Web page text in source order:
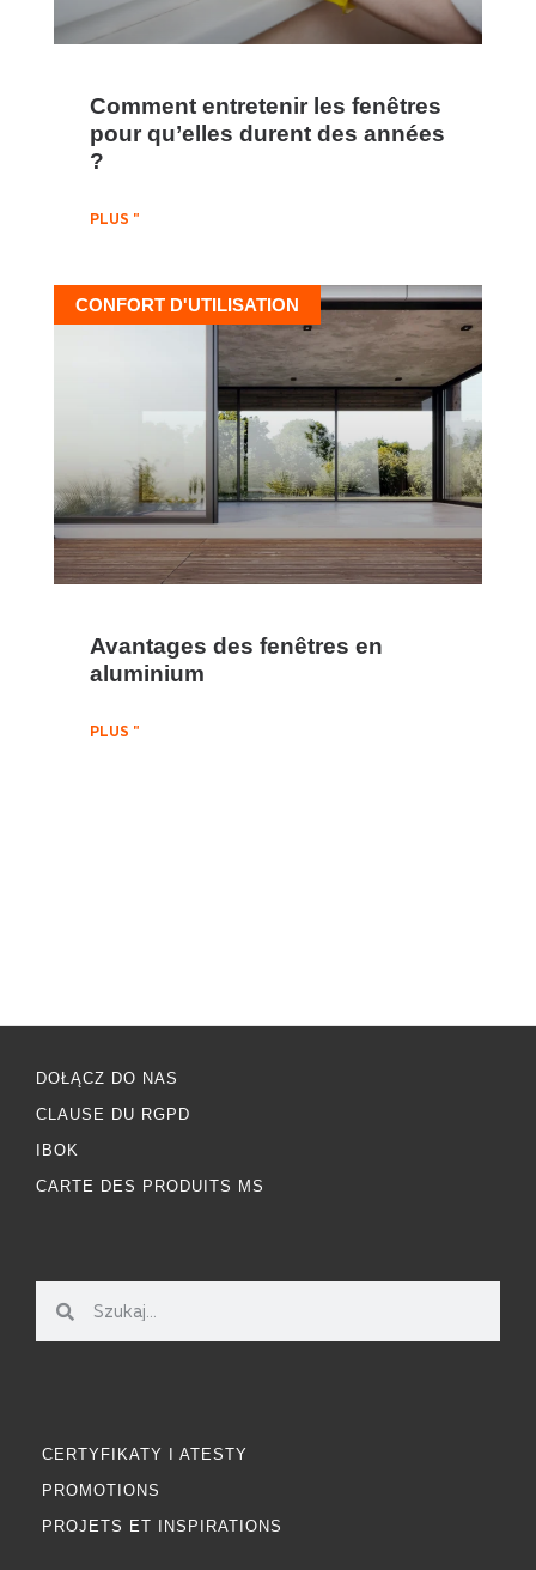
Comment entretenir les fenêtres
pour qu’elles durent des années
?
PLUS "
CONFORT D'UTILISATION
Avantages des fenêtres en
aluminium
PLUS "
DOŁĄCZ DO NAS
CLAUSE DU RGPD
IBOK
CARTE DES PRODUITS MS
CERTYFIKATY I ATESTY
PROMOTIONS
PROJETS ET INSPIRATIONS